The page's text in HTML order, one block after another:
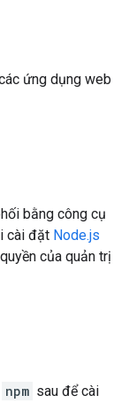
ứng dụng web
bằng công cụ
cài đặt Node.js
của quản trị
npm sau để cài